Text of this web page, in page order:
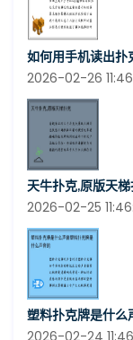
如何用手机读出扑
2026-02-26
天牛扑克,原版天
2026-02-25
塑料扑克牌是什么